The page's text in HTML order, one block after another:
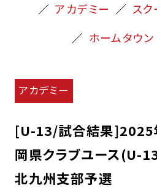
アカデミー
ス
ホームタウン
アカデミー
[U-13/試合結果
岡県クラブユース(U-
北九州支部予選